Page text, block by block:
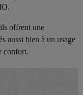
offrent une
aussi bien à un usage
confort.